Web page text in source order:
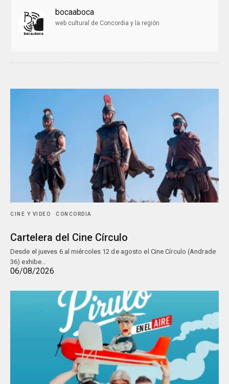
bocaaboca
web cultural de Concordia y la región
CINE Y VIDEO CONCORDIA
Cartelera del Cine Círculo
Desde el jueves 6 al miércoles 12 de agosto el Cine Círculo (Andrade
36) exhibe…
06/08/2026